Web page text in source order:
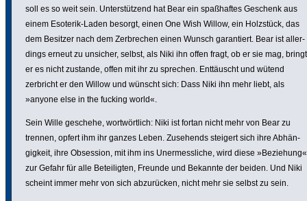
soll es so weit sein. Unter­s­tüt­zend hat Bear ein spaßhaftes Geschenk aus
einem Esoterik-Laden besorgt, einen One Wish Willow, ein Holzstück, das
dem Besitzer nach dem Zerbre­chen einen Wunsch garan­tiert. Bear ist aller­
dings erneut zu unsicher, selbst, als Niki ihn offen fragt, ob er sie mag, bringt
er es nicht zustande, offen mit ihr zu sprechen. Enttäuscht und wütend
zerbricht er den Willow und wünscht sich: Dass Niki ihn mehr liebt, als
»anyone else in the fucking world«.
Sein Wille geschehe, wort­wört­lich: Niki ist fortan nicht mehr von Bear zu
trennen, opfert ihm ihr ganzes Leben. Zusehends steigert sich ihre Abhän­
gig­keit, ihre Obsession, mit ihm ins Uner­mess­liche, wird diese »Beziehung«
zur Gefahr für alle Betei­ligten, Freunde und Bekannte der beiden. Und Niki
scheint immer mehr von sich abzu­rü­cken, nicht mehr sie selbst zu sein.